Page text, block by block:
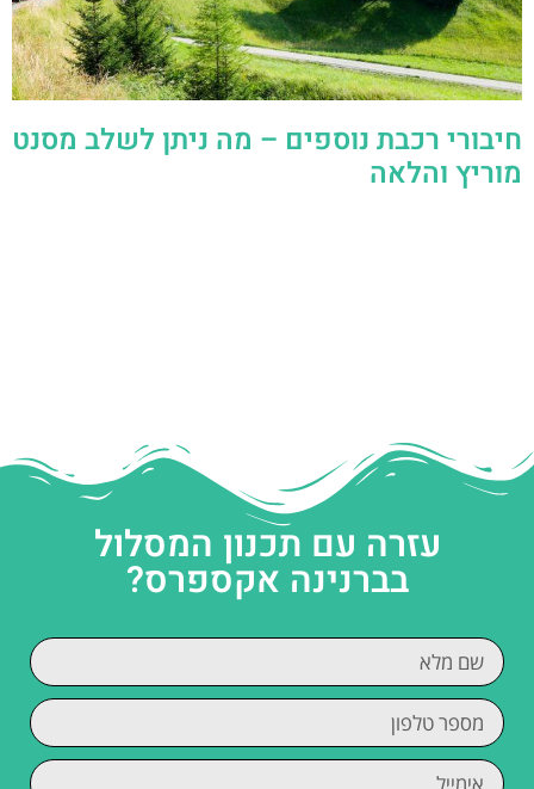
חיבורי רכבת נוספים – מה ניתן לשלב מסנט
מוריץ והלאה
עזרה עם תכנון המסלול
בברנינה אקספרס?